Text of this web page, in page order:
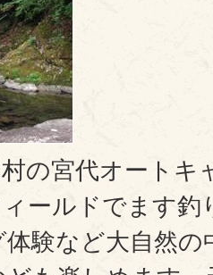
の宮代オートキ
ールドでます釣
験など大自然の